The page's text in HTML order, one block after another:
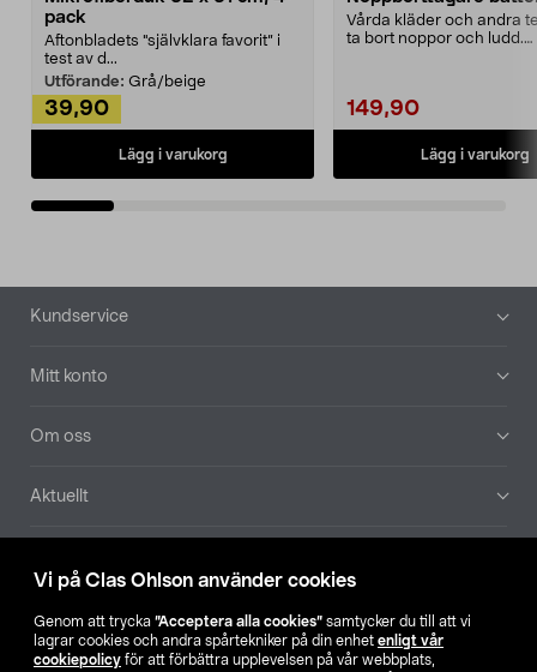
Vi på Clas Ohlson använder cookies
Genom att trycka ”Acceptera alla cookies” samtycker du till att vi
lagrar cookies och andra spårtekniker på din enhet enligt vår
cookiepolicy för att förbättra upplevelsen på vår webbplats,
pack
Aftonbladets "självklara favorit” i
test av d...
Utförande: Grå/beige
39,90
Lägg i varukorg
Vårda kläder och andra
ta bort noppor och ludd.
149,90
Lägg i varukorg
Sidfot
Kundservice
Mitt konto
Om oss
Aktuellt
Hitta butik